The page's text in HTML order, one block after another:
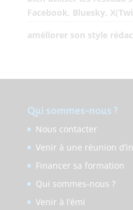
Facebook, Bluesky,
améliorer son style
Qui sommes-nous ?
Nous contacter
Venir à une réunion
Financer sa formation
Qui sommes-nous ?
Venir à l’émi